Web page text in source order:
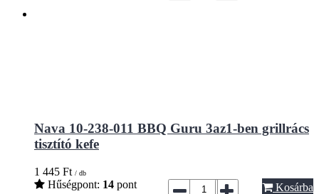
Nava 10-238-011 BBQ Guru 3az1-ben grillrács
tisztító kefe
1 445 Ft / db
Hűségpont: 14 pont Kosárba